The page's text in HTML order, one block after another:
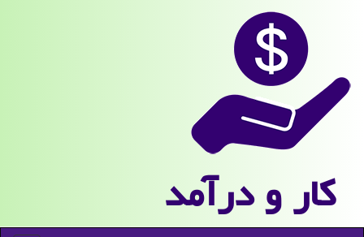
كار و درآمد